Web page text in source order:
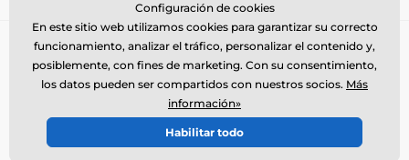
© 2026 www.electro-collares.es ⦁ Tienda electrónica creada por
SIMPLIA.cz
Configuración de cookies
En este sitio web utilizamos cookies para garantizar su correcto
funcionamiento, analizar el tráfico, personalizar el contenido y,
posiblemente, con fines de marketing. Con su consentimiento,
los datos pueden ser compartidos con nuestros socios. Más
información»
Habilitar todo